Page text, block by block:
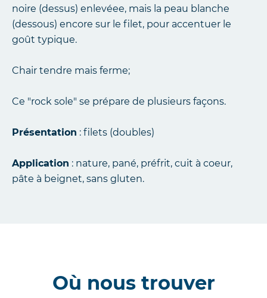
noire (dessus) enlevéee, mais la peau blanche
(dessous) encore sur le filet, pour accentuer le
goût typique.
Chair tendre mais ferme;
Ce "rock sole" se prépare de plusieurs façons.
Présentation : filets (doubles)
Application : nature, pané, préfrit, cuit à coeur,
pâte à beignet, sans gluten.
Où nous trouver